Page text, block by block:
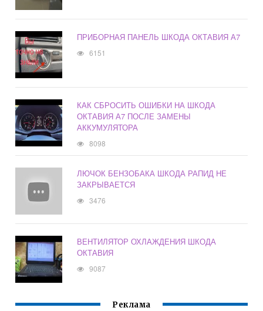
ПРИБОРНАЯ ПАНЕЛЬ ШКОДА ОКТАВИЯ А7
6151
КАК СБРОСИТЬ ОШИБКИ НА ШКОДА
ОКТАВИЯ А7 ПОСЛЕ ЗАМЕНЫ
АККУМУЛЯТОРА
8098
ЛЮЧОК БЕНЗОБАКА ШКОДА РАПИД НЕ
ЗАКРЫВАЕТСЯ
3476
ВЕНТИЛЯТОР ОХЛАЖДЕНИЯ ШКОДА
ОКТАВИЯ
9087
Реклама